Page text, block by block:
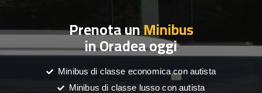
Prenota unMinibus
in Oradea oggi
Minibus di classe economica con autista
Minibus di classe lusso con autista